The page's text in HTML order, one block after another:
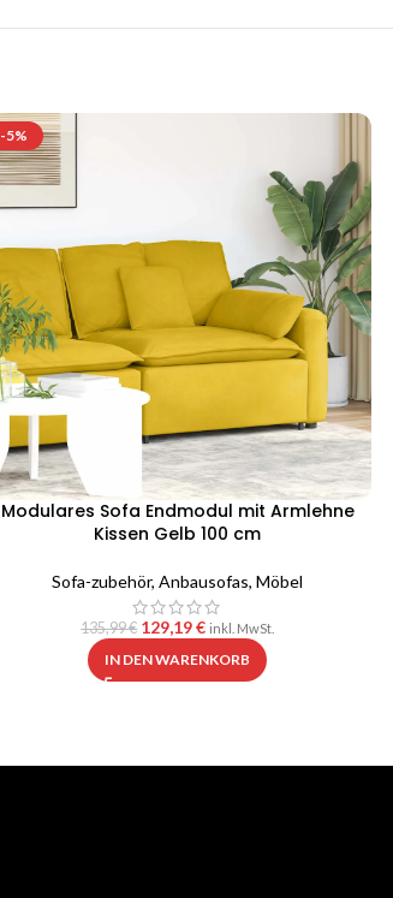
-5%
Modulares Sofa Endmodul mit Armlehne
Kissen Gelb 100 cm
Sofa-zubehör,Anbausofas,Möbel
135,99€ 129,19€ inkl. MwSt.
IN DEN WARENKORB